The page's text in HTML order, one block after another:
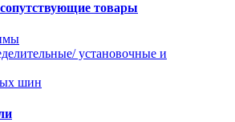
товары
установочные и
шин